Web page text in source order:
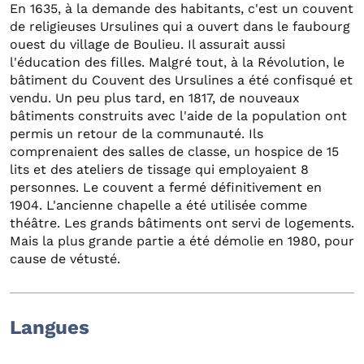
En 1635, à la demande des habitants, c'est un couvent
de religieuses Ursulines qui a ouvert dans le faubourg
ouest du village de Boulieu. Il assurait aussi
l'éducation des filles. Malgré tout, à la Révolution, le
bâtiment du Couvent des Ursulines a été confisqué et
vendu. Un peu plus tard, en 1817, de nouveaux
bâtiments construits avec l'aide de la population ont
permis un retour de la communauté. Ils
comprenaient des salles de classe, un hospice de 15
lits et des ateliers de tissage qui employaient 8
personnes. Le couvent a fermé définitivement en
1904. L'ancienne chapelle a été utilisée comme
théâtre. Les grands bâtiments ont servi de logements.
Mais la plus grande partie a été démolie en 1980, pour
cause de vétusté.
Langues